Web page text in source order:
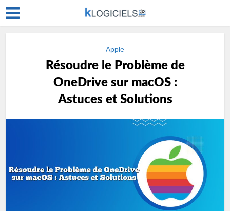
Apple
Résoudre le Problème de
OneDrive sur macOS :
Astuces et Solutions